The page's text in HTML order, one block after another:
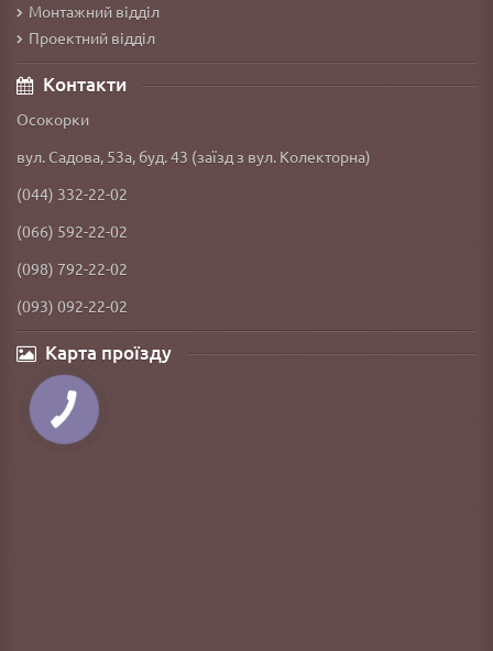
Монтажний відділ
Проектний відділ
Контакти
Осокорки
вул. Садова, 53а, буд. 43 (заїзд з вул. Колекторна)
(044) 332-22-02
(066) 592-22-02
(098) 792-22-02
(093) 092-22-02
Карта проїзду